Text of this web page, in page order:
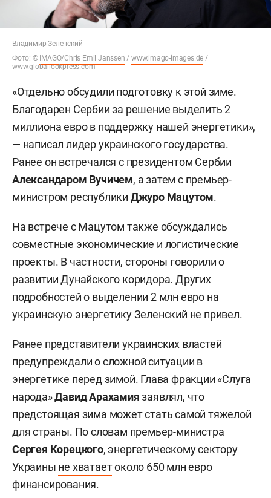
Владимир Зеленский
Фото: © IMAGO/Chris Emil Janssen /www.imago-images.de /
www.globallookpress.com
«Отдельно обсудили подготовку к этой зиме.
Благодарен Сербии за решение выделить 2
миллиона евро в поддержку нашей энергетики»,
— написал лидер украинского государства.
Ранее он встречался с президентом Сербии
Александаром Вучичем, а затем с премьер-
министром республики Джуро Мацутом.
На встрече с Мацутом также обсуждались
совместные экономические и логистические
проекты. В частности, стороны говорили о
развитии Дунайского коридора. Других
подробностей о выделении 2 млн евро на
украинскую энергетику Зеленский не привел.
Ранее представители украинских властей
предупреждали о сложной ситуации в
энергетике перед зимой. Глава фракции «Слуга
народа»Давид Арахамия заявлял, что
предстоящая зима может стать самой тяжелой
для страны. По словам премьер-министра
Сергея Корецкого, энергетическому сектору
Украины не хватаетоколо 650 млн евро
финансирования.